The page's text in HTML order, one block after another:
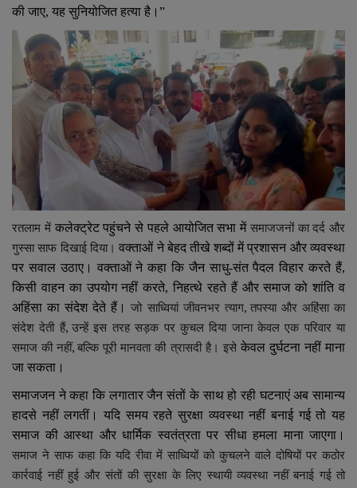
English Hiindi
की जाए, यह सुनियोजित हत्या है।”
रतलाम में कलेक्ट्रेट पहुंचने से पहले आयोजित सभा में समाजजनों का दर्द और
गुस्सा साफ दिखाई दिया। वक्ताओं ने बेहद तीखे शब्दों में प्रशासन और व्यवस्था
पर सवाल उठाए। वक्ताओं ने कहा कि जैन साधु-संत पैदल विहार करते हैं,
किसी वाहन का उपयोग नहीं करते,निहत्थे रहते हैं और समाज को शांति व
अहिंसा का संदेश देते हैं।जो साध्वियां जीवनभर त्याग, तपस्या और अहिंसा का
संदेश देती हैं,उन्हें इस तरह सड़क पर कुचल दिया जाना केवल एक परिवार या
समाज की नहीं,बल्कि पूरी मानवता की त्रासदी है। इसेकेवल दुर्घटना नहीं माना
जा सकता।
समाजजन ने कहा कि लगातार जैन संतों के साथ हो रही घटनाएं अब सामान्य
हादसे नहीं लगतीं। यदि समय रहते सुरक्षा व्यवस्था नहीं बनाई गई तो यह
समाज की आस्था और धार्मिक स्वतंत्रता पर सीधा हमला माना जाएगा।
समाज ने साफ कहा कि यदि रीवा में साध्वियों को कुचलने वाले दोषियों पर कठोर
कार्रवाई नहीं हुई और संतों की सुरक्षा के लिए स्थायी व्यवस्था नहीं बनाई गई तो